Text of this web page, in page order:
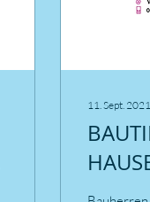
11. Sept. 2021